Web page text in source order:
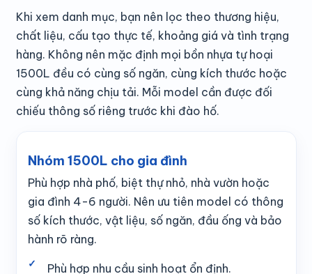
Khi xem danh mục, bạn nên lọc theo thương hiệu,
chất liệu, cấu tạo thực tế, khoảng giá và tình trạng
hàng. Không nên mặc định mọi bồn nhựa tự hoại
1500L đều có cùng số ngăn, cùng kích thước hoặc
cùng khả năng chịu tải. Mỗi model cần được đối
chiếu thông số riêng trước khi đào hố.
Nhóm 1500L cho gia đình
Phù hợp nhà phố, biệt thự nhỏ, nhà vườn hoặc
gia đình 4-6 người. Nên ưu tiên model có thông
số kích thước, vật liệu, số ngăn, đầu ống và bảo
hành rõ ràng.
Phù hợp nhu cầu sinh hoạt ổn định.